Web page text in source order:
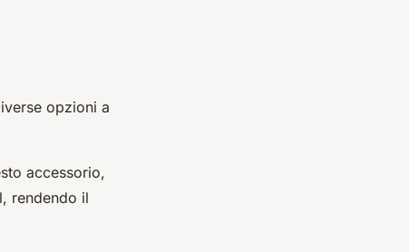
opzioni a
accessorio,
rendendo il